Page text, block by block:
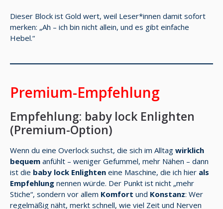
Dieser Block ist Gold wert, weil Leser*innen damit sofort
merken: „Ah – ich bin nicht allein, und es gibt einfache
Hebel.“
Premium-Empfehlung
Empfehlung: baby lock Enlighten
(Premium-Option)
Wenn du eine Overlock suchst, die sich im Alltag wirklich
bequem anfühlt – weniger Gefummel, mehr Nähen – dann
ist die baby lock Enlighten eine Maschine, die ich hier als
Empfehlung nennen würde. Der Punkt ist nicht „mehr
Stiche“, sondern vor allem Komfort und Konstanz: Wer
regelmäßig näht, merkt schnell, wie viel Zeit und Nerven